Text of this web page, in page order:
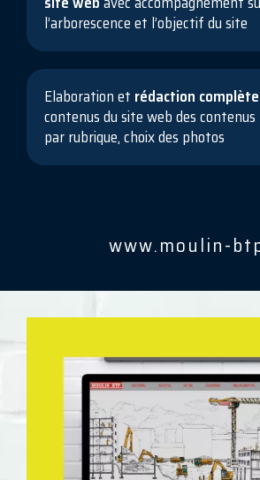
l’arborescence et l’objectif du site
Elaboration et rédaction complète
contenus du site web des
par rubrique, choix des photos
www.moulin-